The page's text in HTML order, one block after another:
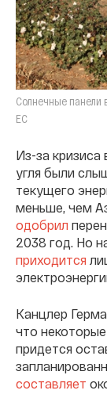
Солнечные панели
ЕС
Из-за
угля были
текущего
меньше, чем
одобрил
2038 год. Но
приходится
Канцлер
что
придется
составляет